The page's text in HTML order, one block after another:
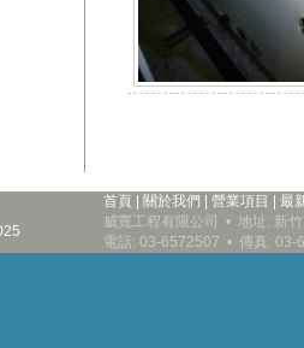
首頁 關於我們 營業項目
最
威寬工程有限公司 • 地址: 新
電話: 03-6572507 • 傳真: